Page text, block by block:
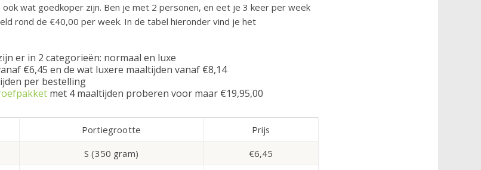
wat goedkoper zijn. Ben je met 2 personen, en eet je 3 keer per week
rond de €40,00 per week. In de tabel hieronder vind je het
er in 2 categorieën: normaal en luxe
€6,45 en de wat luxere maaltijden vanaf €8,14
per bestelling
met 4 maaltijden proberen voor maar €19,95,00
Portiegrootte
Prijs
S (350 gram)
€6,45